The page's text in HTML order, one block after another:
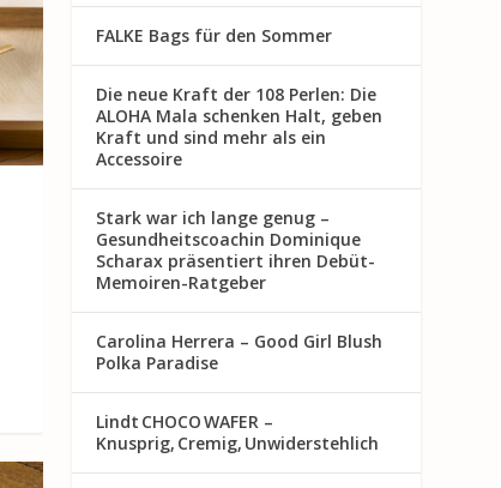
FALKE Bags für den Sommer
Die neue Kraft der 108 Perlen: Die
ALOHA Mala schenken Halt, geben
Kraft und sind mehr als ein
Accessoire
Stark war ich lange genug –
Gesundheitscoachin Dominique
Scharax präsentiert ihren Debüt-
Memoiren-Ratgeber
Carolina Herrera – Good Girl Blush
Polka Paradise
Lindt CHOCO WAFER –
Knusprig, Cremig, Unwiderstehlich